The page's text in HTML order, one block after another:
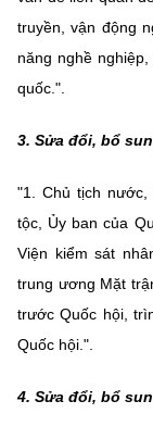
truyền, vận động
năng nghề
quốc.".
3. Sửa đổi, bổ
"1. Chủ tịch
tộc, Ủy ban của
Viện kiểm sát
trung ương Mặt
trước Quốc hội,
Quốc hội.".
4. Sửa đổi, bổ